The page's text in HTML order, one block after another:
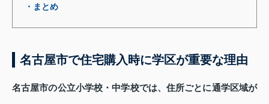
・まとめ
名古屋市で住宅購入時に学区が重要な理由
名古屋市の公立小学校・中学校では、住所ごとに通学区域が